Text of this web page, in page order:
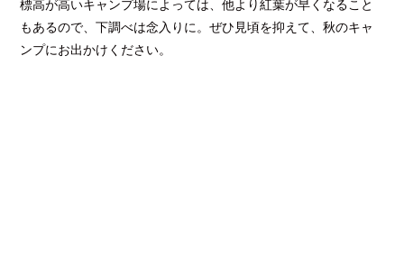
標高が高いキャンプ場によっては、他より紅葉が早くなること
もあるので、下調べは念入りに。ぜひ見頃を抑えて、秋のキャ
ンプにお出かけください。